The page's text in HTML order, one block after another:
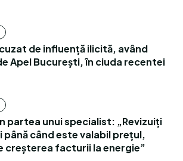
de influență ilicită, având
Apel București, în ciuda recentei
partea unui specialist: „Revizuiți
până când este valabil prețul,
creșterea facturii la energie”